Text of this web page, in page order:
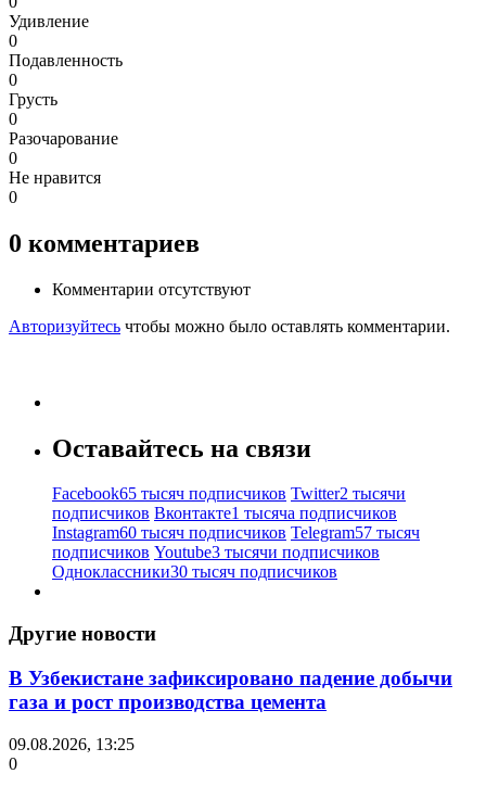
Удивление
0
Подавленность
0
Грусть
0
Разочарование
0
Не нравится
0
0 комментариев
Комментарии отсутствуют
Авторизуйтесь чтобы можно было оставлять комментарии.
Оставайтесь на связи
Facebook65 тысяч подписчиков Twitter2 тысячи
подписчиков Вконтакте1 тысяча подписчиков
Instagram60 тысяч подписчиков Telegram57 тысяч
подписчиков Youtube3 тысячи подписчиков
Одноклассники30 тысяч подписчиков
Другие новости
В Узбекистане зафиксировано падение добычи
газа и рост производства цемента
09.08.2026, 13:25
0